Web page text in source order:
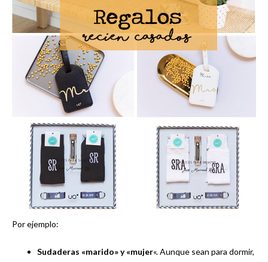
Por ejemplo:
Sudaderas «marido» y «mujer«. Aunque sean para dormir,